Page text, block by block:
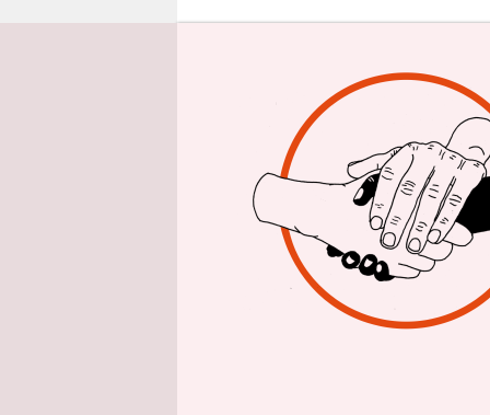
auf den
Straßen.
legen
Der
die